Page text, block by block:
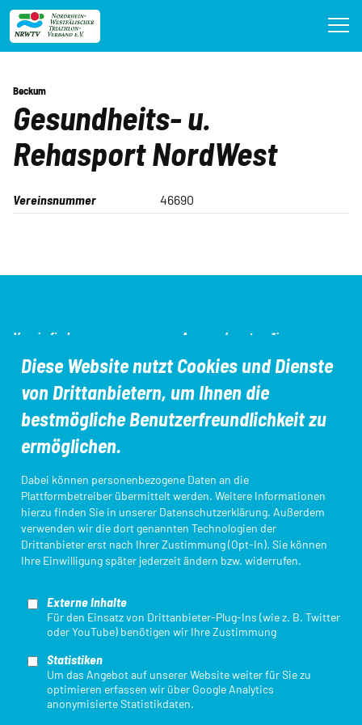
Diese Website nutzt Cookies und Dienste
von Drittanbietern, um Ihnen die
bestmögliche Benutzerfreundlichkeit zu
ermöglichen.
Dabei können personenbezogene Daten an die
Plattformbetreiber übermittelt werden. Weitere Informationen
hierzu finden Sie in unserer Datenschutzerklärung. Außerdem
verwenden wir die dort genannten Technologien der
Drittanbieter erst nach Ihrer Zustimmung (Opt-In). Sie können
Ihre Einwilligung später jederzeit ändern bzw. widerrufen.
Externe Inhalte
Für den Einsatz von Drittanbieter-Plug-Ins (wie z. B. Twitter
oder YouTube) benötigen wir Ihre Zustimmung
Statistiken
Um das Angebot auf unserer Website weiter für Sie zu
optimieren erfassen wir über Google Analytics
anonymisierte Statistikdaten.
Direkt
zum
Inhalt
Beckum
Gesundheits- u.
Rehasport NordWest
Vereinsnummer 46690
SEO-
Navigation
Verein finden Ansprechpartner*innen
Aus- und Fortbildungen DTU-Startpass/App
Login Startpassdatenbank Triathlon Einstieg
Mit finanzieller Unterstützung des Landes Nordrhein-Westfalen und des
Europäischen Sozialfonds / REACT-EU als Teil der Reaktion der Union auf
die COVID-19-Pandemie.